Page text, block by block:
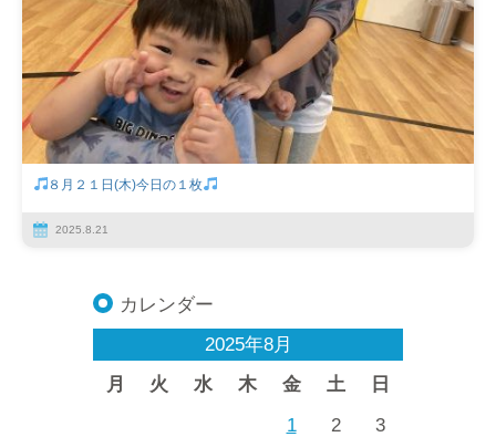
８月２１日(木)今日の１枚
2025.8.21
カレンダー
2025年8月
月
火 水 木 金 土 日
1 2
3